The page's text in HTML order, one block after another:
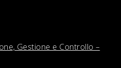
Gestione e Controllo –